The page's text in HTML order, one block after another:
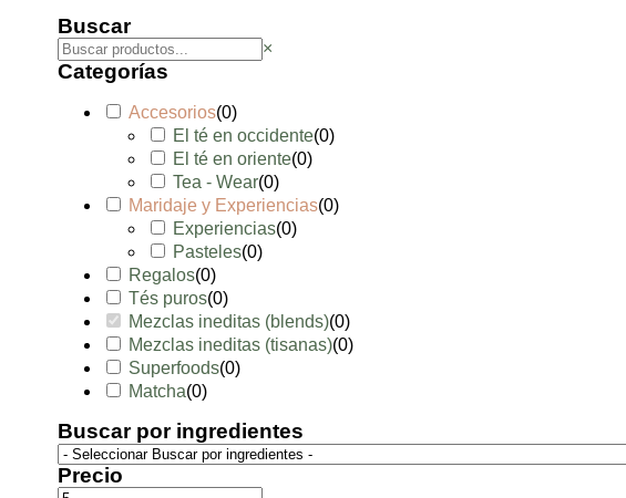
Buscar
×
Categorías
Accesorios(0)
El té en occidente(0)
El té en oriente(0)
Tea - Wear(0)
Maridaje y Experiencias(0)
Experiencias(0)
Pasteles(0)
Regalos(0)
Tés puros(0)
Mezclas ineditas (blends)(0)
Mezclas ineditas (tisanas)(0)
Superfoods(0)
Matcha(0)
Buscar por ingredientes
Precio